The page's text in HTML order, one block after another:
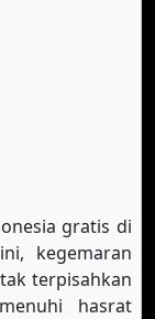
gratis di
kegemaran
terpisahkan
hasrat